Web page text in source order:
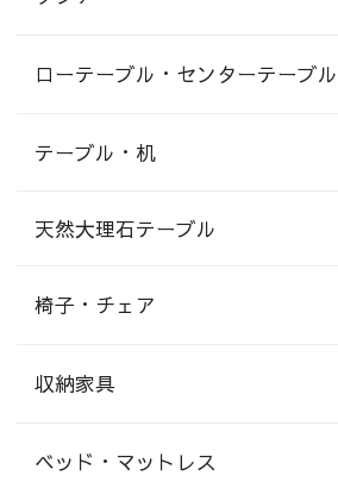
ローテーブル・センターテーブル
テーブル・机
天然大理石テーブル
椅子・チェア
収納家具
ベッド・マットレス